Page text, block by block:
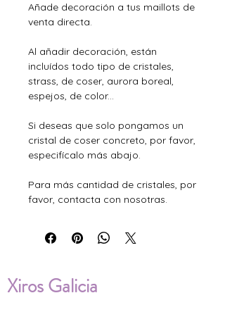
Añade decoración a tus maillots de
venta directa.
Al añadir decoración, están
incluídos todo tipo de cristales,
strass, de coser, aurora boreal,
espejos, de color...
Si deseas que solo pongamos un
cristal de coser concreto, por favor,
especifícalo más abajo.
Para más cantidad de cristales, por
favor, contacta con nosotras.
Xiros Galicia